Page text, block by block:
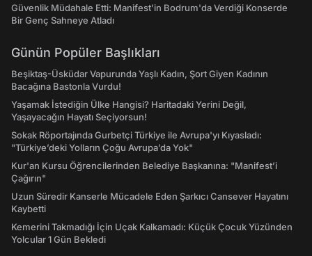
Güvenlik Müdahale Etti: Manifest'in Bodrum'da Verdiği Konserde
Bir Genç Sahneye Atladı
Günün Popüler Başlıkları
Beşiktaş-Üsküdar Vapurunda Yaşlı Kadın, Şort Giyen Kadının
Bacağına Bastonla Vurdu!
Yaşamak İstediğin Ülke Hangisi? Haritadaki Yerini Değil,
Yaşayacağın Hayatı Seçiyorsun!
Sokak Röportajında Gurbetçi Türkiye ile Avrupa'yı Kıyasladı:
"Türkiye’deki Yolların Çoğu Avrupa’da Yok"
Kur'an Kursu Öğrencilerinden Belediye Başkanına: "Manifest’i
Çağırın"
Uzun Süredir Kanserle Mücadele Eden Şarkıcı Cansever Hayatını
Kaybetti
Kemerini Takmadığı İçin Uçak Kalkamadı: Küçük Çocuk Yüzünden
Yolcular 1 Gün Bekledi